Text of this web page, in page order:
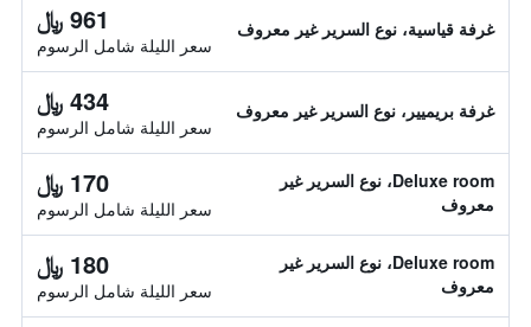
غرفة قياسية، نوع السرير غير معروف 961 ﷼
سعر الليلة شامل الرسوم
غرفة بريميير، نوع السرير غير معروف 434 ﷼
سعر الليلة شامل الرسوم
Deluxe room، نوع السرير غير
معروف
170 ﷼
سعر الليلة شامل الرسوم
Deluxe room، نوع السرير غير
معروف
180 ﷼
سعر الليلة شامل الرسوم